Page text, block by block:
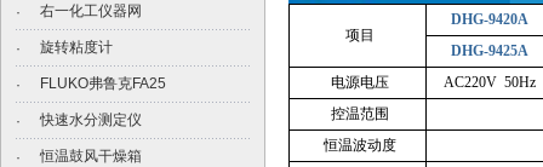
· 右一化工仪器网
· 旋转粘度计
· FLUKO弗鲁克FA25
· 快速水分测定仪
· 恒温鼓风干燥箱
项目
DHG-9420A
DHG-9425A
电源电压
AC220V 50Hz
控温范围
恒温波动度